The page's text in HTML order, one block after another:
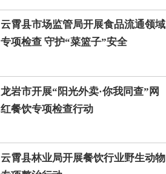
云霄县市场监管局开展食品流通领域
专项检查 守护“菜篮子”安全
龙岩市开展“阳光外卖·你我同查”网
红餐饮专项检查行动
云霄县林业局开展餐饮行业野生动物